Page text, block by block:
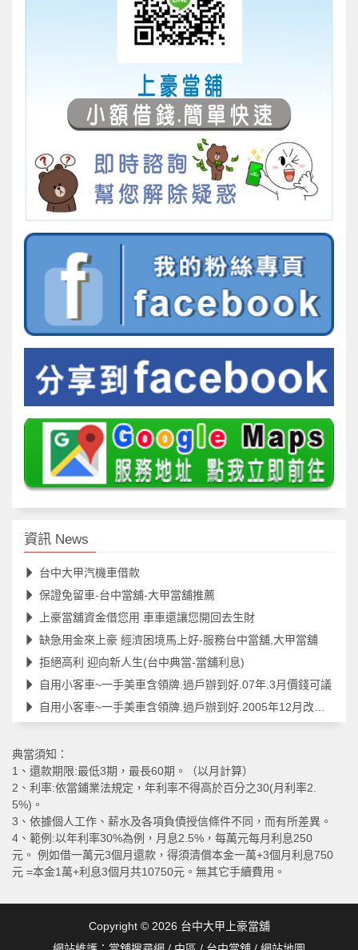
資訊 News
台中大甲汽機車借款
保證免留車-台中當舖-大甲當舖推薦
上豪當舖資金借您用 車車還讓您開回去生財
缺急用金來上豪 經濟困境馬上好-服務台中當舖,大甲當舖
拒絕高利 迎向新人生(台中典當-當舖利息)
自用小客車~一手美車含領牌.過戶辦到好.07年.3月價錢可議
自用小客車~一手美車含領牌.過戶辦到好.2005年12月改款過.價錢可議
典當須知：
1、還款期限:最低3期，最長60期。（以月計算）
2、利率:依當鋪業法規定，年利率不得高於百分之30(月利率2.
5%)。
3、依據個人工作、薪水及各項負債授信條件不同，而有所差異。
4、範例:以年利率30%為例，月息2.5%，每萬元每月利息250
元。 例如借一萬元3個月還款，得須清償本金一萬+3個月利息750
元 =本金1萬+利息3個月共10750元。無其它手續費用。
Copyright © 2026 台中大甲上豪當舖